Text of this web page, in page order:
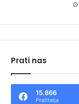
Prati nas
15.866
Pratitelja